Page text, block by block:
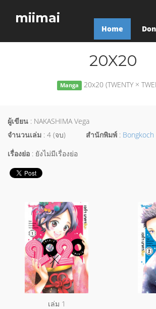
miimai
Home
20X20
Manga 20x20 (TWENTY ×
ผู้เขียน : NAKASHIMA Vega
จำนวนเล่ม : 4 (จบ) สำนักพิมพ์ : Bongkoch
เรื่องย่อ : ยังไม่มีเรื่องย่อ
เล่ม 1